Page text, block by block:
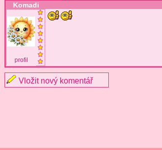
Komadi
profil
Vložit nový komentář